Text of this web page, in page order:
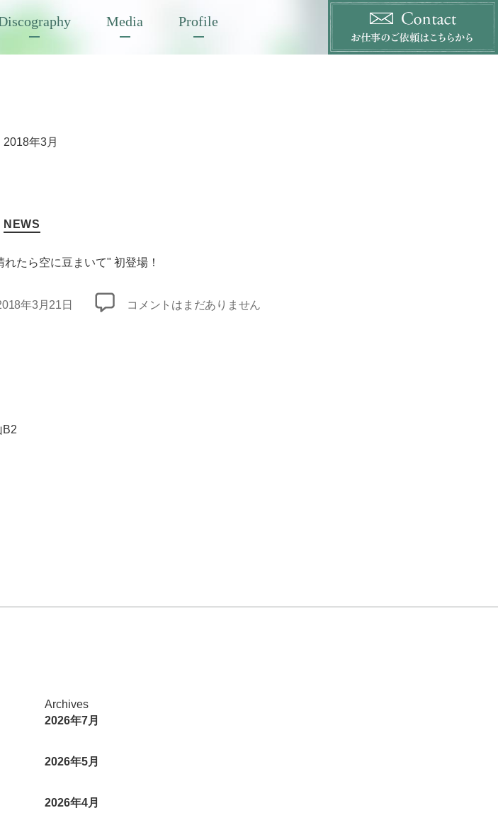
Media Profile
2018年3月
カ
テ
リ
NEWS
たら空に豆まいて" 初登場！
年3月21日
代
コメントはまだありません
B2
Archives
2026年7月
2026年5月
2026年4月